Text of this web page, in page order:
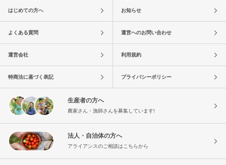
はじめての方へ お知らせ
よくある質問 運営へのお問い合わせ
運営会社 利用規約
特商法に基づく表記 プライバシーポリシー
生産者の方へ
農家さん・漁師さんを募集しています!
法人・自治体の方へ
アライアンスのご相談はこちらから